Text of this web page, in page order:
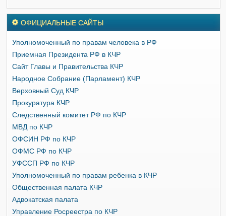
ОФИЦИАЛЬНЫЕ САЙТЫ
Уполномоченный по правам человека в РФ
Приемная Президента РФ в КЧР
Сайт Главы и Правительства КЧР
Народное Собрание (Парламент) КЧР
Верховный Суд КЧР
Прокуратура КЧР
Следственный комитет РФ по КЧР
МВД по КЧР
ОФСИН РФ по КЧР
ОФМС РФ по КЧР
УФССП РФ по КЧР
Уполномоченный по правам ребенка в КЧР
Общественная палата КЧР
Адвокатская палата
Управление Росреестра по КЧР